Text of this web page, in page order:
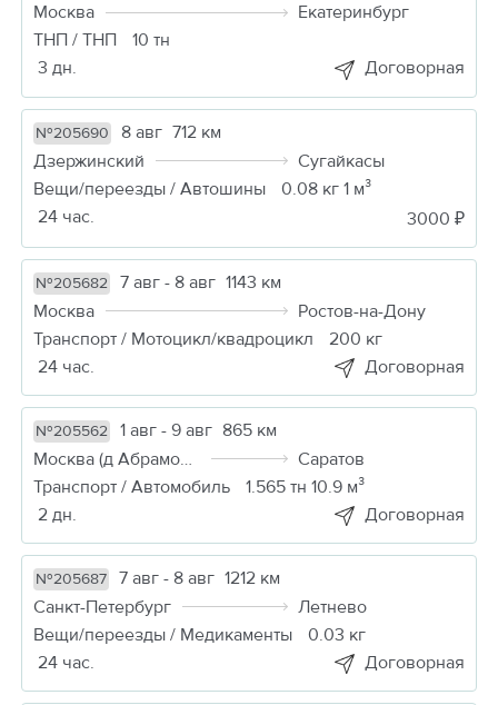
Москва
Екатеринбург
ТНП / ТНП
10 тн
3 дн.
Договорная
№205690 8 авг 712 км
Дзержинский
Сугайкасы
Вещи/переезды / Автошины
0.08 кг 1 м³
24 час.
3000 ₽
№205682 7 авг - 8 авг 1143 км
Москва
Ростов-на-Дону
Транспорт / Мотоцикл/квадроцикл
200 кг
24 час.
Договорная
№205562 1 авг - 9 авг 865 км
Москва (д Абрамовка)
Саратов
Транспорт / Автомобиль
1.565 тн 10.9 м³
2 дн.
Договорная
№205687 7 авг - 8 авг 1212 км
Санкт-Петербург
Летнево
Вещи/переезды / Медикаменты
0.03 кг
24 час.
Договорная